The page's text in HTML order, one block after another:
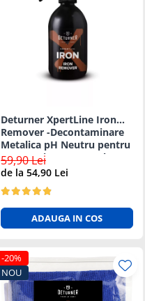
Deturner XpertLine Iron
Remover -Decontaminare
Metalica pH Neutru pentru
Vopsea si Jante 500ml
59,90 Lei
de la 54,90 Lei
ADAUGA IN COS
-20%
NOU